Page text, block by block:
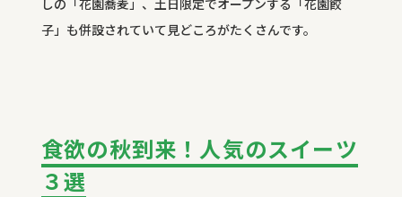
子」も併設されていて見どころがたくさんです。
食欲の秋到来！人気のスイーツ
３選